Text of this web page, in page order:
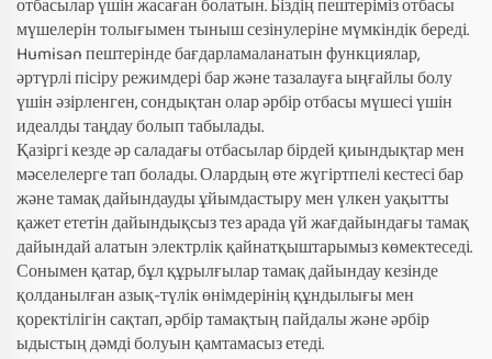
отбасылар үшін жасаған болатын. Біздің пештеріміз отбасы
мүшелерін толығымен тыныш сезінулеріне мүмкіндік береді.
Humisan пештерінде бағдарламаланатын функциялар,
әртүрлі пісіру режимдері бар және тазалауға ыңғайлы болу
үшін әзірленген, сондықтан олар әрбір отбасы мүшесі үшін
идеалды таңдау болып табылады.
Қазіргі кезде әр саладағы отбасылар бірдей қиындықтар мен
мәселелерге тап болады. Олардың өте жүгіртпелі кестесі бар
және тамақ дайындауды ұйымдастыру мен үлкен уақытты
қажет ететін дайындықсыз тез арада үй жағдайындағы тамақ
дайындай алатын электрлік қайнатқыштарымыз көмектеседі.
Сонымен қатар, бұл құрылғылар тамақ дайындау кезінде
қолданылған азық-түлік өнімдерінің құндылығы мен
қоректілігін сақтап, әрбір тамақтың пайдалы және әрбір
ыдыстың дәмді болуын қамтамасыз етеді.